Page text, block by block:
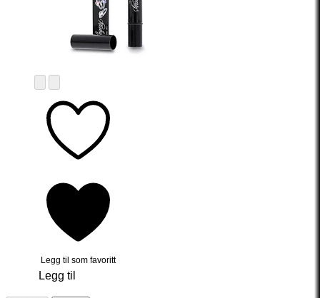
Legg til som favoritt
Legg til